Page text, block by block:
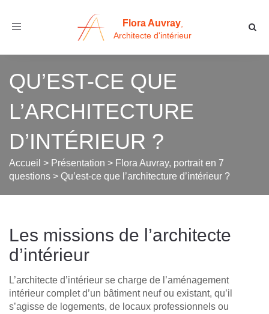
Toggle
Flora Auvray,
Architecte d'intérieur
QU’EST-CE QUE
L’ARCHITECTURE
D’INTÉRIEUR ?
Accueil > Présentation > Flora Auvray, portrait en 7
questions > Qu’est-ce que l’architecture d’intérieur ?
Les missions de l’architecte
d’intérieur
L’architecte d’intérieur se charge de l’aménagement
intérieur complet d’un bâtiment neuf ou existant, qu’il
s’agisse de logements, de locaux professionnels ou